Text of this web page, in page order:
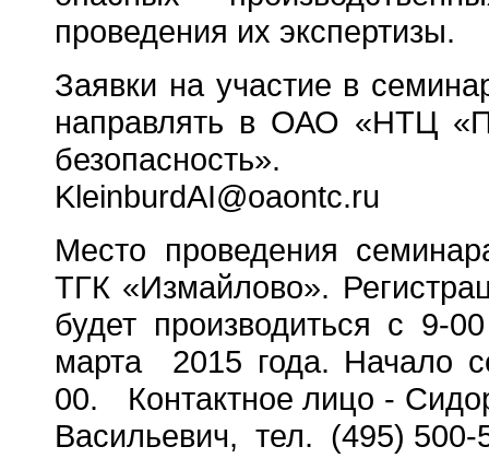
проведения их экспертизы.
Заявки на участие в
направлять в ОАО «НТЦ
KleinburdAI@oaontc.ru
Место проведения
ТГК «Измайлово».
будет производиться с 9-
марта 2015 года. Начало
00. Контактное лицо -
Васильевич, тел. (495) 500-